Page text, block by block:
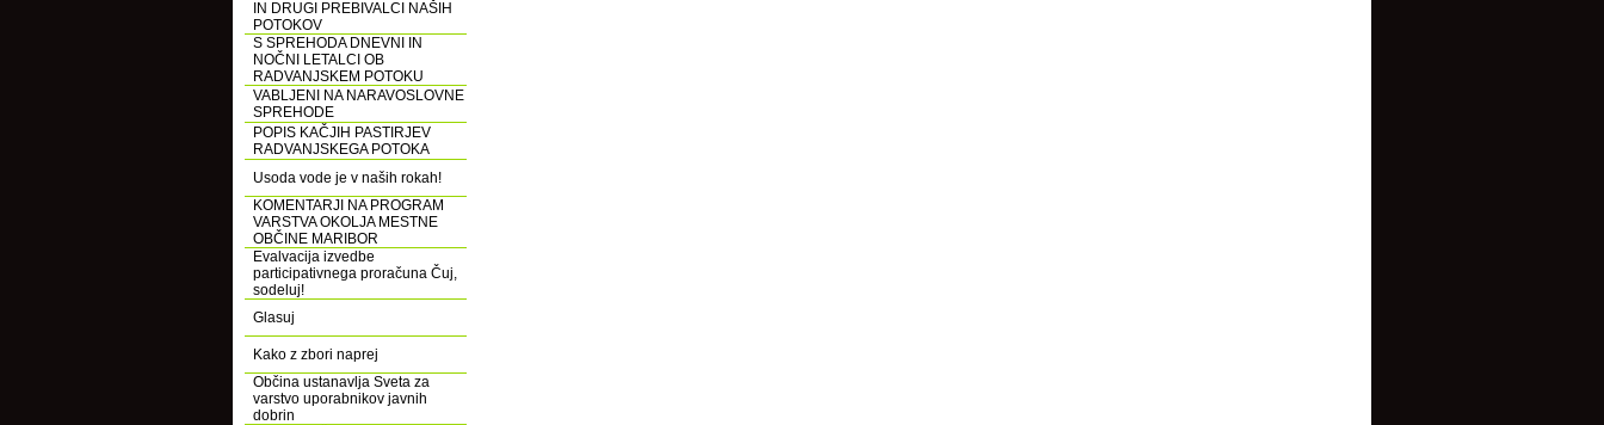
IN DRUGI PREBIVALCI NAŠIH
POTOKOV
S SPREHODA DNEVNI IN
NOČNI LETALCI OB
RADVANJSKEM POTOKU
VABLJENI NA NARAVOSLOVNE
SPREHODE
POPIS KAČJIH PASTIRJEV
RADVANJSKEGA POTOKA
Usoda vode je v naših rokah!
KOMENTARJI NA PROGRAM
VARSTVA OKOLJA MESTNE
OBČINE MARIBOR
Evalvacija izvedbe
participativnega proračuna Čuj,
sodeluj!
Glasuj
Kako z zbori naprej
Občina ustanavlja Sveta za
varstvo uporabnikov javnih
dobrin